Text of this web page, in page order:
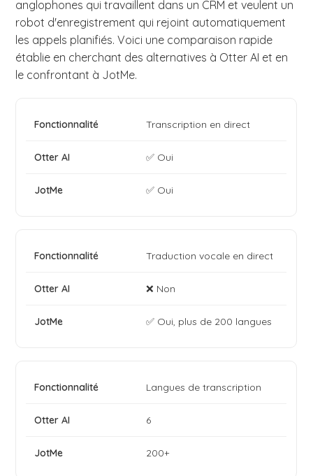
anglophones qui travaillent dans un CRM et veulent un
robot d'enregistrement qui rejoint automatiquement
les appels planifiés. Voici une comparaison rapide
établie en cherchant des alternatives à Otter AI et en
le confrontant à JotMe.
Transcription en direct
✅ Oui
✅ Oui
Traduction vocale en direct
❌ Non
✅ Oui, plus de 200 langues
Langues de transcription
6
200+